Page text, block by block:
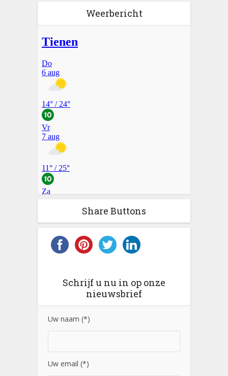
Weerbericht
Share Buttons
Schrijf u nu in op onze
nieuwsbrief
Uw naam (*)
Uw email (*)